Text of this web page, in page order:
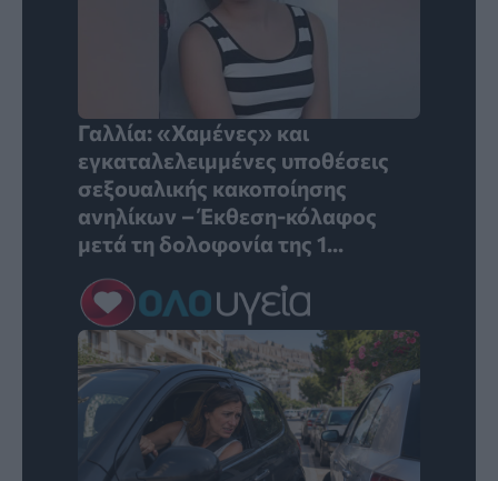
Γαλλία: «Χαμένες» και
εγκαταλελειμμένες υποθέσεις
σεξουαλικής κακοποίησης
ανηλίκων – Έκθεση-κόλαφος
μετά τη δολοφονία της 1...